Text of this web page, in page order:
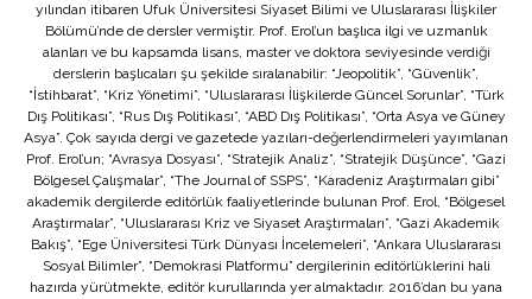
yılından itibaren Ufuk Üniversitesi Siyaset Bilimi ve Uluslararası İlişkiler
Bölümü’nde de dersler vermiştir. Prof. Erol’un başlıca ilgi ve uzmanlık
alanları ve bu kapsamda lisans, master ve doktora seviyesinde verdiği
derslerin başlıcaları şu şekilde sıralanabilir: “Jeopolitik”, “Güvenlik”,
“İstihbarat”, “Kriz Yönetimi”, “Uluslararası İlişkilerde Güncel Sorunlar”, “Türk
Dış Politikası”, “Rus Dış Politikası”, “ABD Dış Politikası”, “Orta Asya ve Güney
Asya”. Çok sayıda dergi ve gazetede yazıları-değerlendirmeleri yayımlanan
Prof. Erol’un; “Avrasya Dosyası”, “Stratejik Analiz”, “Stratejik Düşünce”, “Gazi
Bölgesel Çalışmalar”, “The Journal of SSPS”, “Karadeniz Araştırmaları gibi”
akademik dergilerde editörlük faaliyetlerinde bulunan Prof. Erol, “Bölgesel
Araştırmalar”, “Uluslararası Kriz ve Siyaset Araştırmaları”, “Gazi Akademik
Bakış”, “Ege Üniversitesi Türk Dünyası İncelemeleri”, “Ankara Uluslararası
Sosyal Bilimler”, “Demokrasi Platformu” dergilerinin editörlüklerini hali
hazırda yürütmekte, editör kurullarında yer almaktadır. 2016’dan bu yana